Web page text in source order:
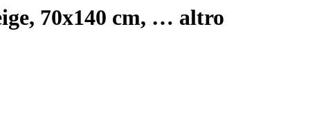
70x140 cm, … altro